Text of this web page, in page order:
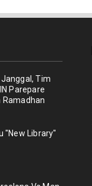
Tim
Parepare
Ramadhan
"New Library"